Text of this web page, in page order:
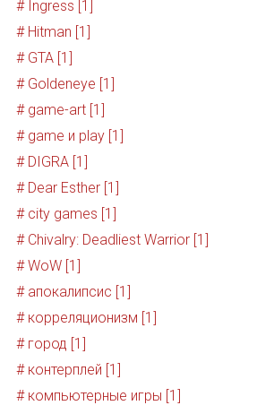
# Ingress [1]
# Hitman [1]
# GTA [1]
# Goldeneye [1]
# game-art [1]
# game и play [1]
# DIGRA [1]
# Dear Esther [1]
# city games [1]
# Chivalry: Deadliest Warrior [1]
# WoW [1]
# апокалипсис [1]
# корреляционизм [1]
# город [1]
# контерплей [1]
# компьютерные игры [1]